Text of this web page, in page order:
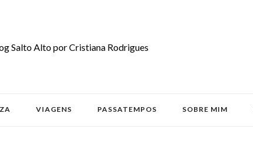
VIAGENS PASSATEMPOS SOBRE MIM